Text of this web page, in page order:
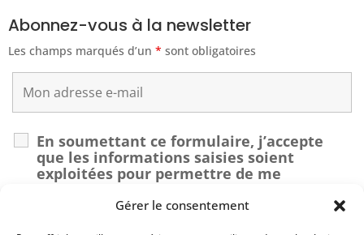
Gérer le consentement
Abonnez-vous à la newsletter
Les champs marqués d’un * sont obligatoires
En soumettant ce formulaire, j’accepte
que les informations saisies soient
exploitées pour permettre de me